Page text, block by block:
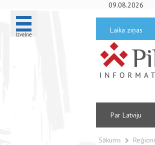
Izvēlne
09.08.2026
Laika ziņas
Par Latviju
Sākums Reģioni